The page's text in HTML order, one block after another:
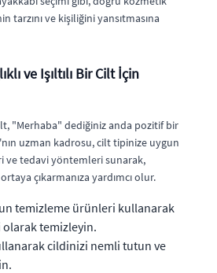
tarzını ve kişiliğini yansıtmasına
ve Işıltılı Bir Cilt İçin
cilt, "Merhaba" dediğiniz anda pozitif bir
uzman kadrosu, cilt tipinize uygun
ve tedavi yöntemleri sunarak,
çıkarmanıza yardımcı olur.
temizleme ürünleri kullanarak
temizleyin.
cildinizi nemli tutun ve